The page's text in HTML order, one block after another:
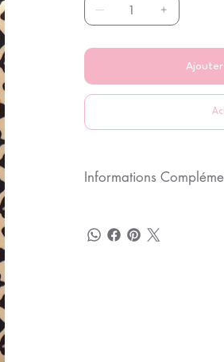
d’une exceptionnelle
utiliser !
Informations